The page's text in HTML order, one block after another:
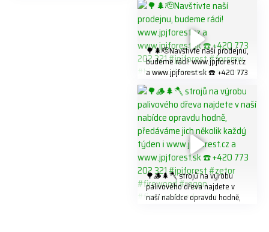
K8W5t7i6o ☎️ +420 773 202
321 #jpjforest #forsmw
#firewood #
🌳🌲🫡Navštivte naší prodejnu,
budeme rádi! www.jpjforest.cz
a www.jpjforest.sk ☎️ +420 773
202 321 #jpjforest #forsmw
#biojack #regon #vahvajussi
🌳🪵🌲🪓 strojů na výrobu
palivového dřeva najdete v
naší nabídce opravdu hodně,